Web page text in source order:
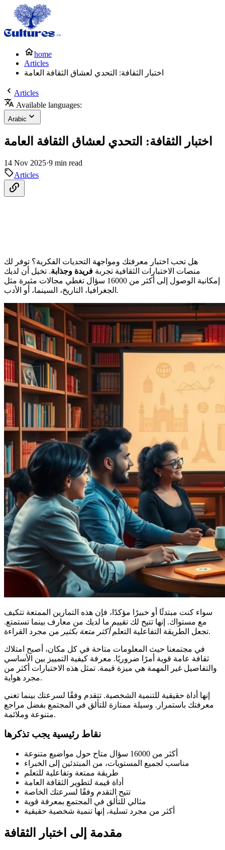
home
Articles
اختبار الثقافة: التحدي لعشاق الثقافة العامة
Articles
Available languages:
Arabic
اختبار الثقافة: التحدي لعشاق الثقافة العامة
14 Nov 2025·9 min read
Articles
هل تحب اختبار معرفتك ومواجهة التحديات الفكرية؟ توفر لك
منصات الاختبارات الثقافية تجربة فريدة وجذابة. تخيل أن لديك
إمكانية الوصول إلى أكثر من 16000 سؤال تغطي مجالات مثيرة مثل
الجغرافيا، التاريخ، السينما، أو الأدب.
سواء كنت مبتدئًا أو خبيرًا مؤكدًا، فإن هذه التمارين الممتعة تتكيف
مع مستواك. إنها تتيح لك تقييم ما لديك من معارف بينما تستمتع.
تجعل الطريقة التفاعلية التعلمأكثر متعة بكثير من مجرد القراءة.
في مجتمعنا حيث المعلومات متاحة في كل مكان، أصبح امتلاك
ثقافة عامة قوية أمرًا ضروريًا. معرفة كيفية التمييز بين الأساسي
والتفاصيل غير المهمة هي ميزة قيمة. تمثل هذه الاختبارات أكثر من
مجرد هواية.
إنها أداة حقيقية للتنمية الشخصية. تتقدم وفقًا لسرعتك بينما تغني
معرفتك باستمرار. وسيلة ممتازة للتألق في المجتمع بفضل مراجع
متنوعة وملائمة.
نقاط رئيسية يجب تذكرها
أكثر من 16000 سؤال متاح حول مواضيع متنوعة
مناسب لجميع المستويات، من المبتدئين إلى الخبراء
طريقة ممتعة وتفاعلية للتعلم
أداة قيمة لتطوير الثقافة العامة
تتيح التقدم وفقًا لسرعتك الخاصة
مثالي للتألق في المجتمع بمعرفة قوية
أكثر من مجرد تسلية، إنها تنمية شخصية حقيقية
مقدمة إلى اختبار الثقافة